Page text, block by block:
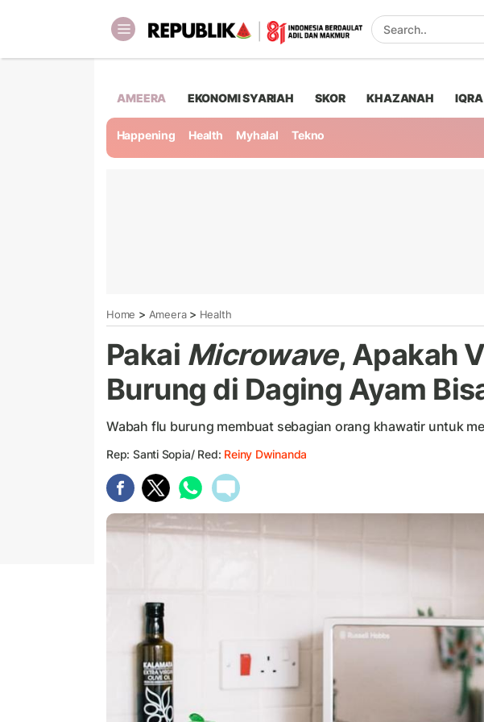
AMEERA EKONOMI SYARIAH SKOR KHAZANAH IQRA
Happening Health Myhalal Tekno
Home > Ameera> Health
Pakai Microwave, Apakah
Burung di Daging Ayam
Wabah flu burung membuat sebagian orang khawatir untuk
Rep: Santi Sopia/ Red: Reiny Dwinanda